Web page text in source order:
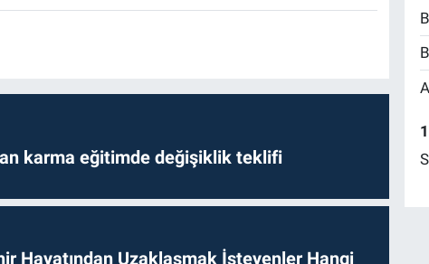
karma eğitimde değişiklik teklifi
Hayatından Uzaklaşmak İsteyenler Hangi